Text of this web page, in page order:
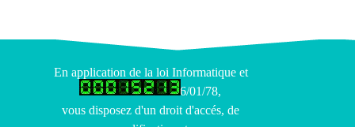
En application de la loi Informatique et
Liberté en date du 06/01/78,
vous disposez d'un droit d'accés, de